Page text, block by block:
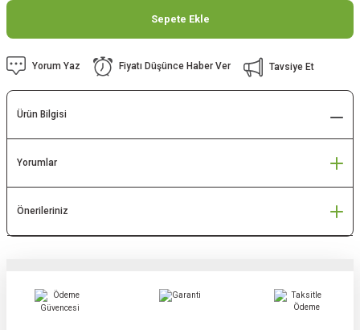
Sepete Ekle
Yorum Yaz Fiyatı Düşünce Haber Ver Tavsiye Et
Ürün Bilgisi
Yorumlar
Önerileriniz